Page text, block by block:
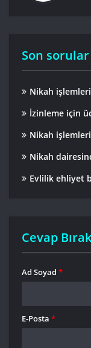
Son sorular
Nikah
İzinleme için
Nikah işlemleri
Nikah
Evlilik ehliyet
Cevap Bırak
Ad Soyad *
E-Posta *